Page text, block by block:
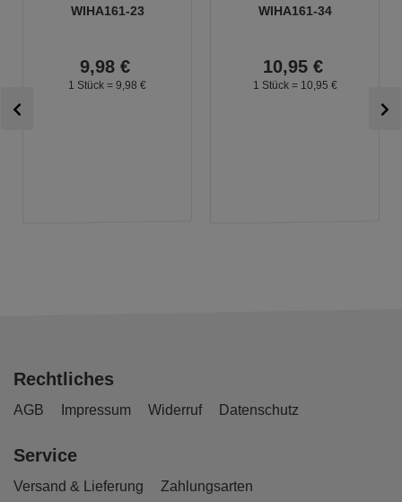
WIHA161-23
9,98 €
1 Stück = 9, 98 €
WIHA161-34
10,95 €
1 Stück = 10, 95 €
Rechtliches
AGB Impressum Widerruf Datenschutz
Service
Versand & Lieferung Zahlungsarten